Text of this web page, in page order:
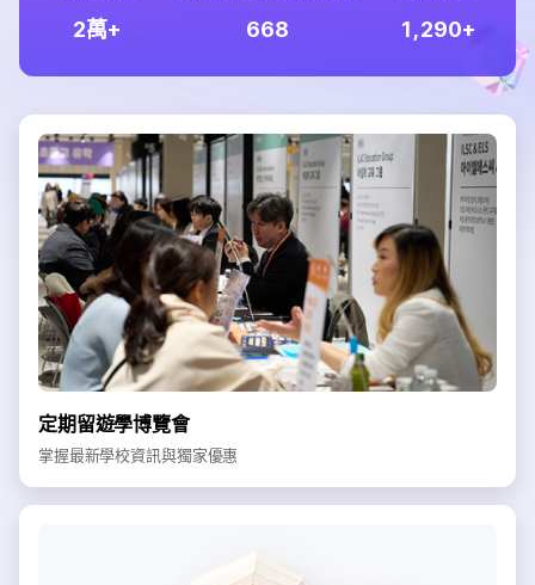
2萬+ 668 1 290+
定期留遊學博覽會
掌握最新學校資訊與獨家優惠